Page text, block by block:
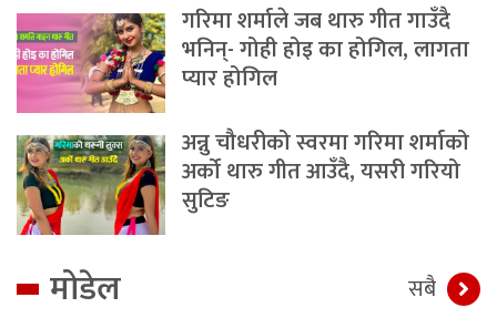
गरिमा शर्माले जब थारु गीत गाउँदै
भनिन्- गोही होइ का होगिल, लागता
प्यार होगिल
अन्नु चौधरीको स्वरमा गरिमा शर्माको
अर्को थारु गीत आउँदै, यसरी गरियो
सुटिङ
मोडेल सबै